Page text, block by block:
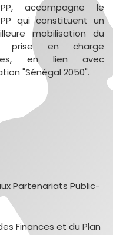
accompagne le
qui constituent un
mobilisation du
prise en charge
en lien avec
"Sénégal 2050".
Partenariats Public-
Finances et du Plan